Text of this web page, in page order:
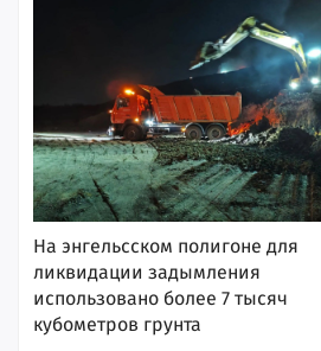
На энгельсском полигоне для
ликвидации задымления
использовано более 7 тысяч
кубометров грунта